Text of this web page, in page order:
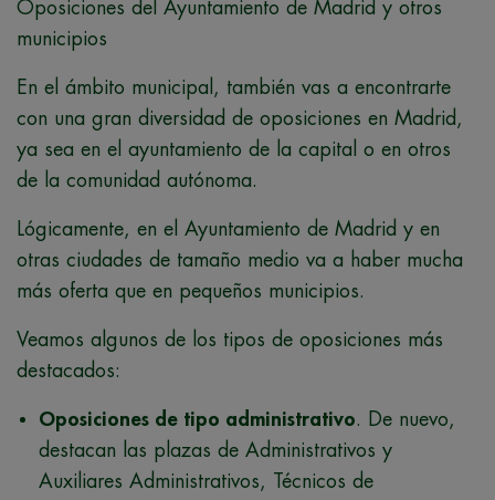
Oposiciones del Ayuntamiento de Madrid y otros
municipios
En el ámbito municipal, también vas a encontrarte
con una gran diversidad de oposiciones en Madrid,
ya sea en el ayuntamiento de la capital o en otros
de la comunidad autónoma.
Lógicamente, en el Ayuntamiento de Madrid y en
otras ciudades de tamaño medio va a haber mucha
más oferta que en pequeños municipios.
Veamos algunos de los tipos de oposiciones más
destacados:
Oposiciones de tipo administrativo. De nuevo,
destacan las plazas de Administrativos y
Auxiliares Administrativos, Técnicos de